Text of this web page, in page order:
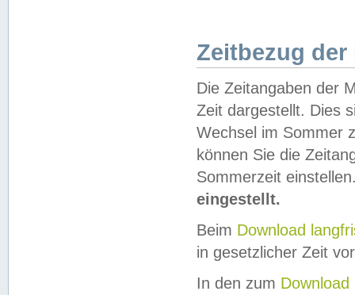
Zeitbezug der
Die Zeitangaben der
Zeit dargestellt. Dies
Wechsel im Sommer
können Sie die
Sommerzeit
eingestellt.
Beim Download
in gesetzlicher Zeit
In den zum Download